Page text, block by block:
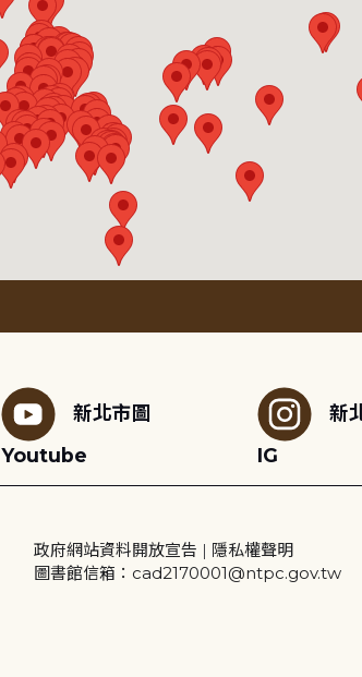
新北市圖
Youtube
新
IG
政府網站資料開放宣告 | 隱私權聲明
圖書館信箱：cad2170001@ntpc.gov.tw